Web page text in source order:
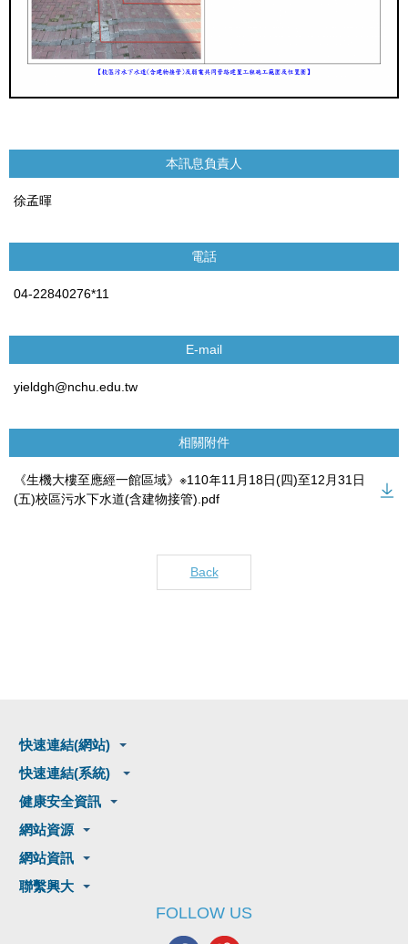
本訊息負責人
徐孟暉
電話
04-22840276*11
E-mail
yieldgh@nchu.edu.tw
相關附件
《生機大樓至應經一館區域》※110年11月18日(四)至12月31日
(五)校區污水下水道(含建物接管).pdf
Back
快速連結(網站)
快速連結(系統)
健康安全資訊
網站資源
網站資訊
聯繫興大
FOLLOW US